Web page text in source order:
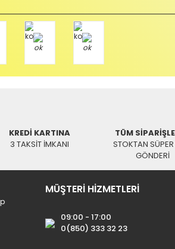
KREDİ KARTINA
3 TAKSİT İMKANI
TÜM
STOKTAN SÜPER
GÖNDERİ
MÜŞTERİ HİZMETLERİ
09:00 - 17:00
0(850) 333 32 23